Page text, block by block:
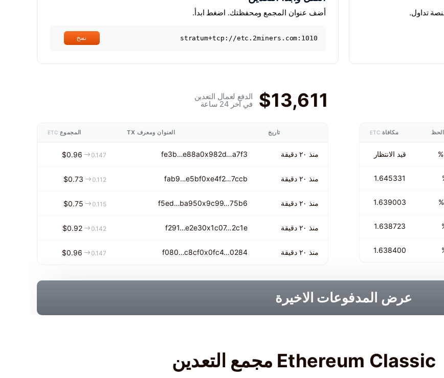
أضف عنوان المجمع ومحفظتك. اضغط ابدأ.
stratum+tcp://etc.2miners.com:1010 نسخ
الحظ مكافاة
قيد الانتظار
1.645331
1.639003
1.638723
1.638400
$13,611 الدفع لعمال التعدين
في اخر 24 ساعة
تاريخ العنوان ومعرف TX المجموع
منذ ٢٠ دقيقة 0x982d…a7f3
fe3b…e88a
0.147
$0.96
منذ ٢٠ دقيقة 0xe4f2…7ccb
fab9…e5bf
0.112
$0.73
منذ ٢٠ دقيقة 0x9c99…75b6
f5ed…ba95
0.115
$0.75
منذ ٢٠ دقيقة 0x1c07…2c1e
f291…e2e3
0.142
$0.92
منذ ٢٠ دقيقة 0x0fc4…0284
f080…c8cf
0.147
$0.96
عرض المدفوعات الاخيرة
Ethereum Classic مجمع التعدين